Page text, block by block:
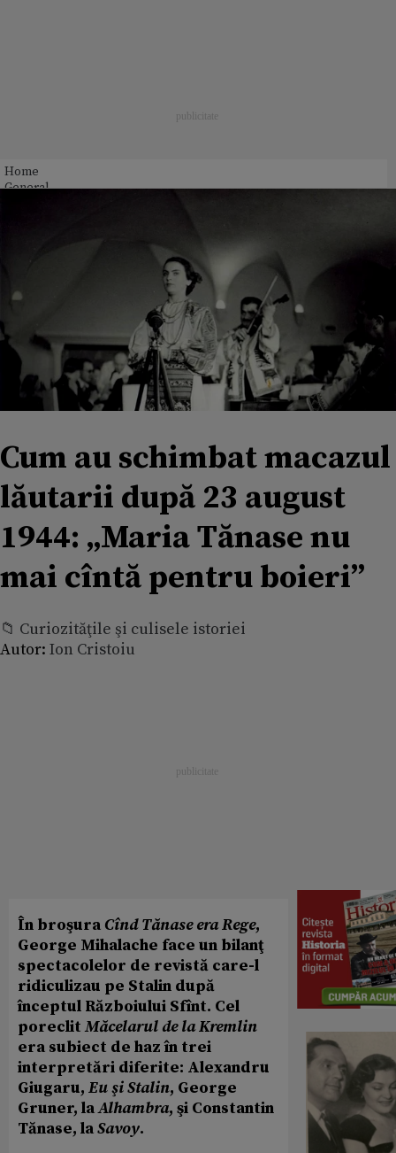
Home
General
Cum au schimbat macazul
lăutarii după 23 august
1944: „Maria Tănase nu
mai cîntă pentru boieri”
📁 Curiozităţile şi culisele istoriei
Autor: Ion Cristoiu
În broşura Cînd Tănase era Rege,
George Mihalache face un bilanţ
spectacolelor de revistă care-l
ridiculizau pe Stalin după
începtul Războiului Sfînt. Cel
poreclitMăcelarul de la Kremlin
era subiect de haz în trei
interpretări diferite: Alexandru
Giugaru, Eu şi Stalin, George
Gruner, laAlhambra, şi Constantin
Tănase, laSavoy.